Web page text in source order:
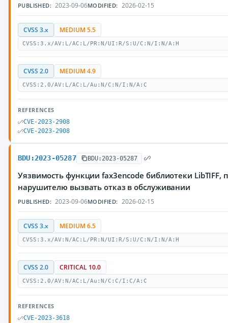
PUBLISHED: 2023-09-06MODIFIED: 2026-02-15
CVSS 3.x MEDIUM 5.5
CVSS:3.x/AV:L/AC:L/PR:N/UI:R/S:U/C:N/I:N/A:H
CVSS 2.0 MEDIUM 4.9
CVSS:2.0/AV:L/AC:L/Au:N/C:N/I:N/A:C
REFERENCES
CVE-2023-2908
CVE-2023-2908
BDU:2023-05287 BDU:2023-05287
Уязвимость функции fax3encode библиотеки LibTIFF,
нарушителю вызвать отказ в обслуживании
PUBLISHED: 2023-09-06MODIFIED: 2026-02-15
CVSS 3.x MEDIUM 6.5
CVSS:3.x/AV:N/AC:L/PR:N/UI:R/S:U/C:N/I:N/A:H
CVSS 2.0 CRITICAL 10.0
CVSS:2.0/AV:N/AC:L/Au:N/C:C/I:C/A:C
REFERENCES
CVE-2023-3618